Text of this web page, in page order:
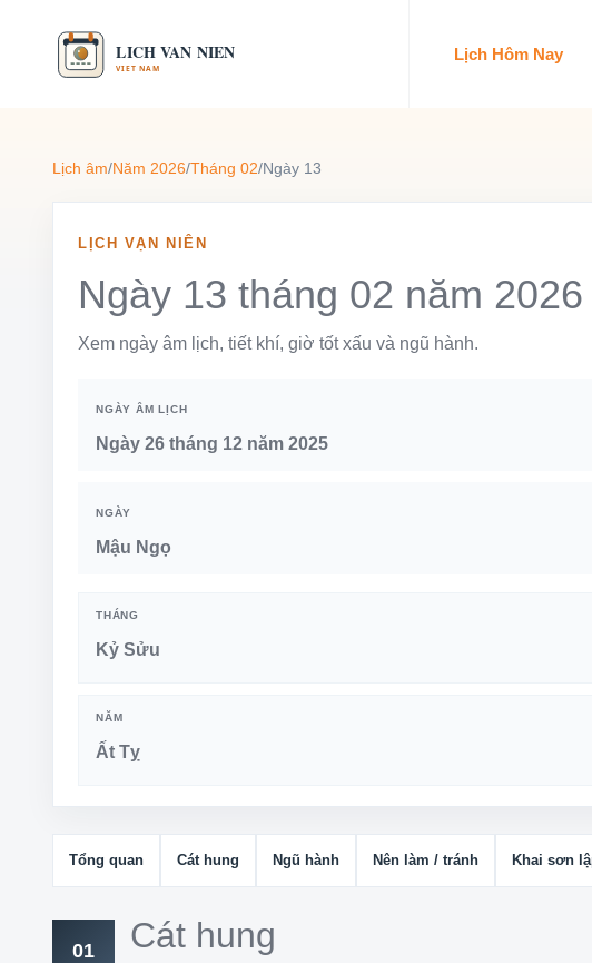
Lịch Hôm Nay
Lịch âm/Năm 2026/Tháng 02/Ngày 13
LỊCH VẠN NIÊN
Ngày 13 tháng 02 năm 2026
Xem ngày âm lịch, tiết khí, giờ tốt xấu và ngũ hành.
NGÀY ÂM LỊCH
Ngày 26 tháng 12 năm 2025
NGÀY
Mậu Ngọ
THÁNG
Kỷ Sửu
NĂM
Ất Tỵ
Tổng quan Cát hung Ngũ hành Nên làm / tránh Khai sơn
01 Cát hung